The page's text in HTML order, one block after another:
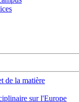
de la matière
sur l'Europe